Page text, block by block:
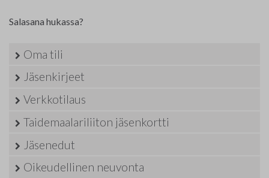
Salasana hukassa?
Oma tili
Jäsenkirjeet
Verkkotilaus
Taidemaalariliiton jäsenkortti
Jäsenedut
Oikeudellinen neuvonta